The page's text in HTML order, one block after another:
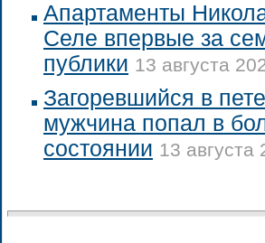
Апартаменты
Селе впервые за
публики 13 августа
Загоревшийся в
мужчина попал в
состоянии 13 августа